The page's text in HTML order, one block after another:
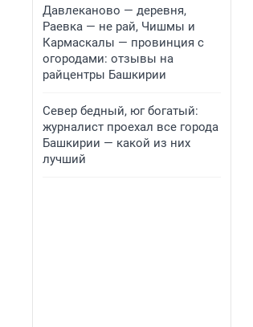
Давлеканово — деревня,
Раевка — не рай, Чишмы и
Кармаскалы — провинция с
огородами: отзывы на
райцентры Башкирии
Север бедный, юг богатый:
журналист проехал все города
Башкирии — какой из них
лучший